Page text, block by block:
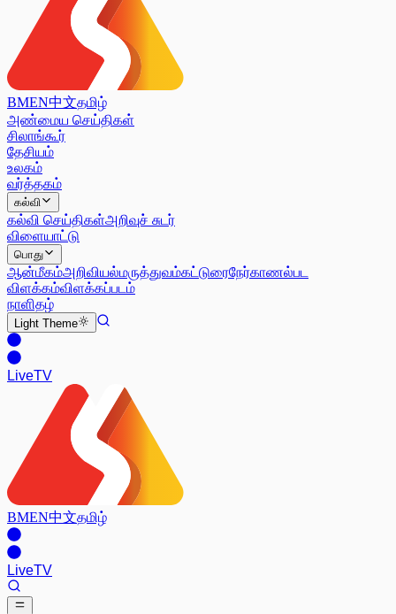
BMEN中文தமிழ்
அண்மைய செய்திகள்
சிலாங்கூர்
தேசியம்
உலகம்
வர்த்தகம்
கல்வி
கல்வி செய்திகள்அறிவுச் சுடர்
விளையாட்டு
பொது
ஆன்மீகம்அறிவியல்மருத்துவம்கட்டுரைநேர்காணல்பட
விளக்கம்விளக்கப்படம்
நாளிதழ்
Light Theme
LiveTV
BMEN中文தமிழ்
LiveTV